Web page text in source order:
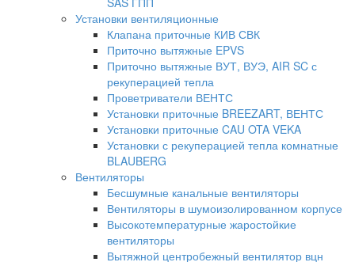
Установки вентиляционные
Клапана приточные КИВ СВК
Приточно вытяжные EPVS
Приточно вытяжные ВУТ, ВУЭ, AIR SC с
рекуперацией тепла
Проветриватели ВЕНТС
Установки приточные BREEZART, ВЕНТС
Установки приточные CAU OTA VEKA
Установки с рекуперацией тепла комнатные
BLAUBERG
Вентиляторы
Бесшумные канальные вентиляторы
Вентиляторы в шумоизолированном корпусе
Высокотемпературные жаростойкие
вентиляторы
Вытяжной центробежный вентилятор вцн